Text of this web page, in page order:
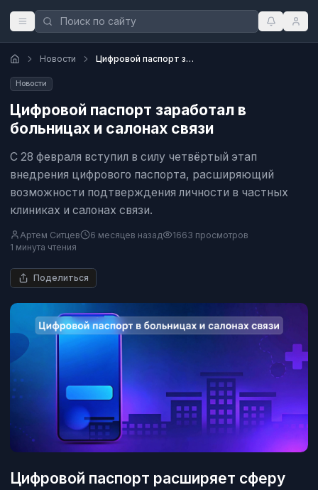
Новости Цифровой паспорт заработал в больницах и салонах связи
Новости
Цифровой паспорт заработал в
больницах и салонах связи
С 28 февраля вступил в силу четвёртый этап
внедрения цифрового паспорта, расширяющий
возможности подтверждения личности в частных
клиниках и салонах связи.
Артем Ситцев 6 месяцев назад 1663 просмотров
1 минута чтения
Поделиться
Цифровой паспорт расширяет сферу